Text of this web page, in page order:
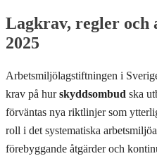
Lagkrav, regler och
2025
Arbetsmiljölagstiftningen i
krav på hurskyddsombud ska
förväntas nya riktlinjer som
roll i det systematiska
förebyggande åtgärder och